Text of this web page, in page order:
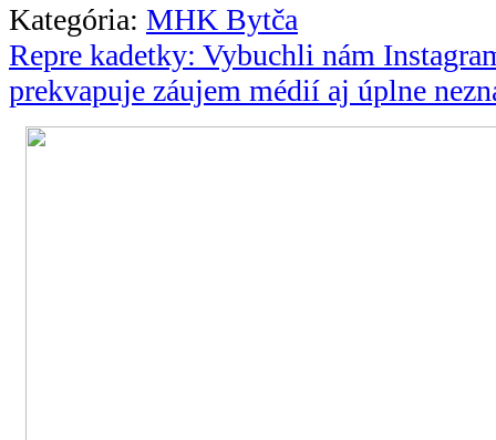
Kategória: MHK Bytča
Repre kadetky: Vybuchli nám
prekvapuje záujem médií aj úplne